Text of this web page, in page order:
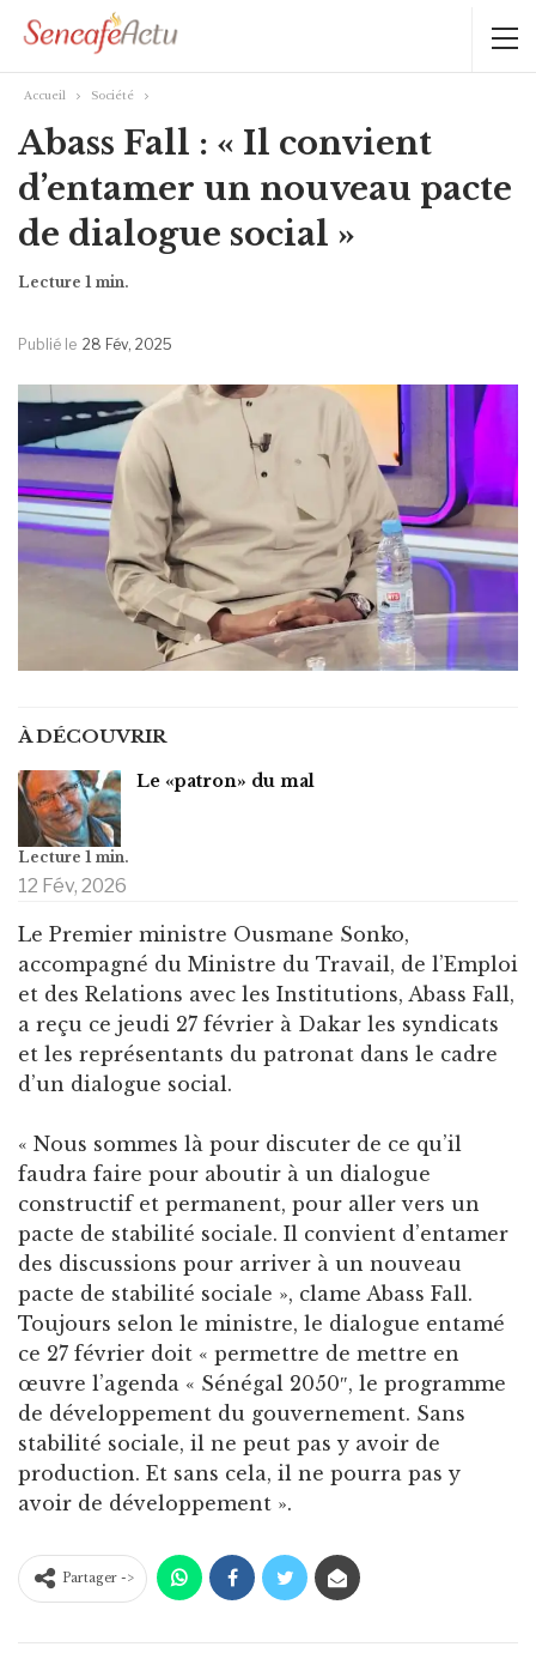
Accueil Société
Abass Fall : « Il convient
d’entamer un nouveau pacte
de dialogue social »
Publié le 28 Fév, 2025
À DÉCOUVRIR
Le «patron» du mal
12 Fév, 2026
Le Premier ministre Ousmane Sonko,
accompagné du Ministre du Travail, de l’Emploi
et des Relations avec les Institutions, Abass Fall,
a reçu ce jeudi 27 février à Dakar les syndicats
et les représentants du patronat dans le cadre
d’un dialogue social.
« Nous sommes là pour discuter de ce qu’il
faudra faire pour aboutir à un dialogue
constructif et permanent, pour aller vers un
pacte de stabilité sociale. Il convient d’entamer
des discussions pour arriver à un nouveau
pacte de stabilité sociale », clame Abass Fall.
Toujours selon le ministre, le dialogue entamé
ce 27 février doit « permettre de mettre en
œuvre l’agenda « Sénégal 2050″, le programme
de développement du gouvernement. Sans
stabilité sociale, il ne peut pas y avoir de
production. Et sans cela, il ne pourra pas y
avoir de développement ».
Partager ->